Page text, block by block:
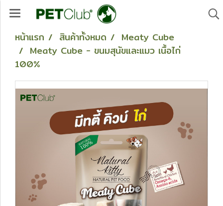
หน้าแรก สินค้าทั้งหมด
Meaty Cube
Meaty Cube - ขนมสุนัขและแมว เนื้อไก่
100%